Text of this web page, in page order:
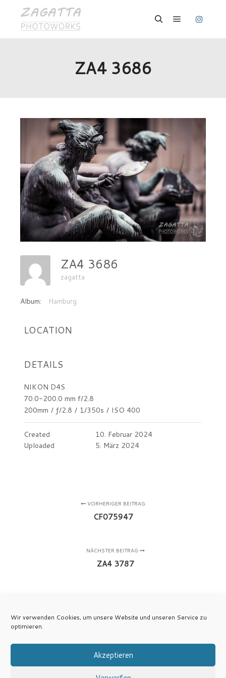
Wir verwenden Cookies, um unsere Website und unseren Service zu
optimieren.
Akzeptieren
ZA4 3686
ZA4 3686
zagatta
Album: Hamburg
LOCATION
DETAILS
NIKON D4S
70.0-200.0 mm f/2.8
200mm / ƒ/2.8 / 1/350s / ISO 400
Created
10. Februar 2024
Uploaded
5. März 2024
VORHERIGER BEITRAG
CF075947
NÄCHSTER BEITRAG
ZA4 3787